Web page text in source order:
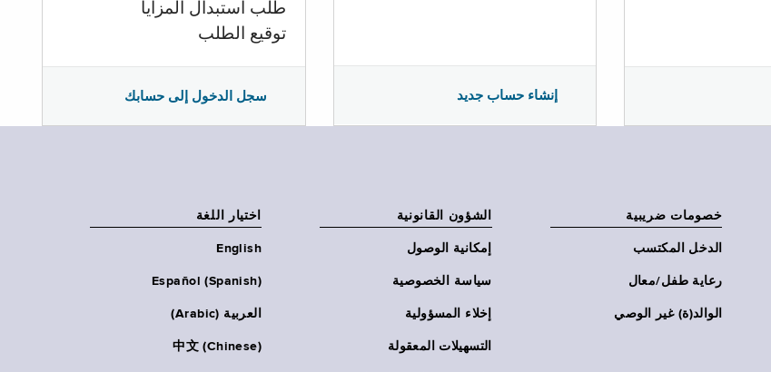
طلب استبدال المزايا
توقيع الطلب
سجل الدخول إلى حسابك إنشاء حساب جديد
خصومات ضريبية
الدخل المكتسب
رعاية طفل/معال
الوالد(ة) غير الوصي
الشؤون القانونية
إمكانية الوصول
سياسة الخصوصية
إخلاء المسؤولية
التسهيلات المعقولة
اختيار اللغة
English
Español (Spanish)
العربية (Arabic)
中文 (Chinese)